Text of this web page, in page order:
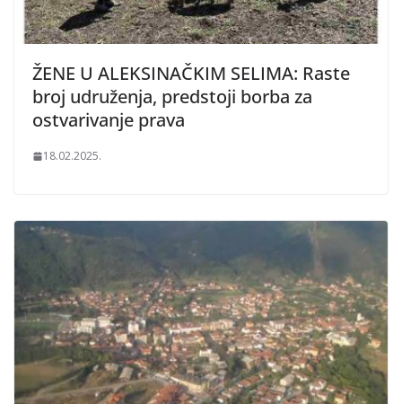
ŽENE U ALEKSINAČKIM SELIMA: Raste
broj udruženja, predstoji borba za
ostvarivanje prava
18.02.2025.